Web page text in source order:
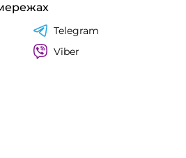
Telegram
Viber